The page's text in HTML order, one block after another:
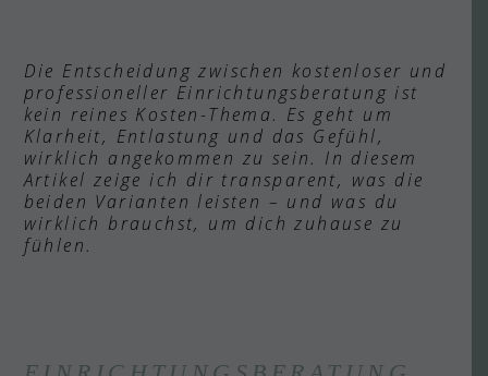
Die Entscheidung zwischen kostenloser und
professioneller Einrichtungsberatung ist
kein reines Kosten-Thema. Es geht um
Klarheit, Entlastung und das Gefühl,
wirklich angekommen zu sein. In diesem
Artikel zeige ich dir transparent, was die
beiden Varianten leisten – und was du
wirklich brauchst, um dich zuhause zu
fühlen.